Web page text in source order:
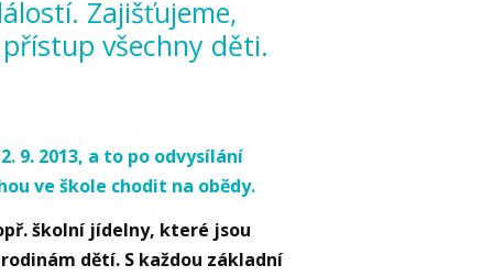
Zajišťujeme,
všechny děti.
9. 2013, a to po odvysílání
ve škole chodit na obědy.
školní jídelny, které jsou
dětí. S každou základní